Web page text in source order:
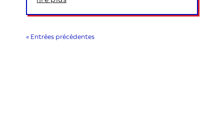
« Entrées précédentes